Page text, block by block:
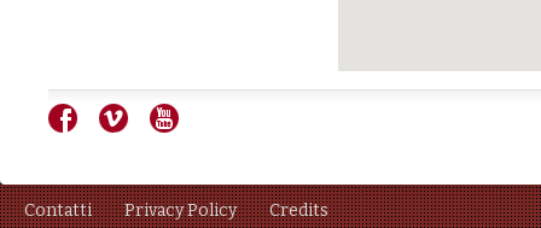
Contatti Privacy Policy Credits